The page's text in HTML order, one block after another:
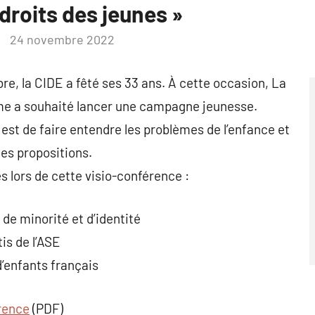
des jeunes »
24 novembre 2022
la CIDE a fêté ses 33 ans. À cette occasion, La
a souhaité lancer une campagne jeunesse.
de faire entendre les problèmes de l’enfance et
propositions.
lors de cette visio-conférence :
minorité et d’identité
de l’ASE
français
(PDF)